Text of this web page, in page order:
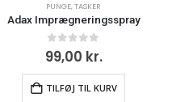
PUNGE,TASKER
Adax Imprægneringsspray
0ud af 5
99,00 kr.
TILFØJ TIL KURV